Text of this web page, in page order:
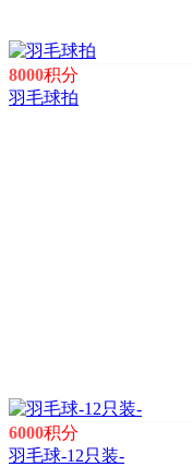
8000积分
羽毛球拍
6000积分
羽毛球-12只装-